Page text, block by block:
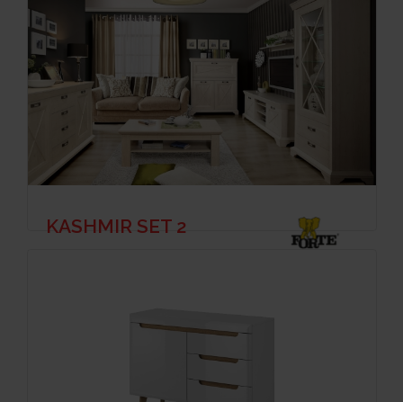
KASHMIR SET 2